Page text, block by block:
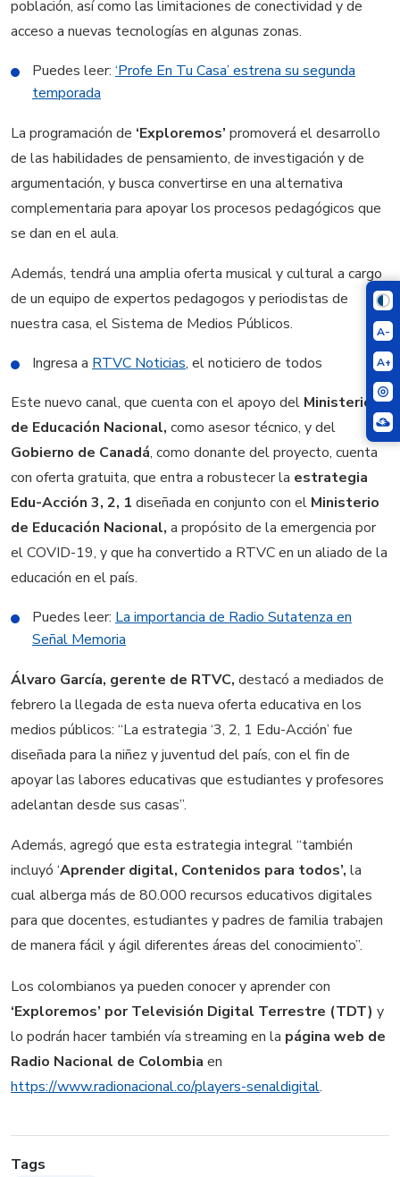
A-
A+
población, así como las limitaciones de conectividad y de
acceso a nuevas tecnologías en algunas zonas.
Puedes leer: ‘Profe En Tu Casa’ estrena su segunda
temporada
La programación de ‘Exploremos’ promoverá el desarrollo
de las habilidades de pensamiento, de investigación y de
argumentación, y busca convertirse en una alternativa
complementaria para apoyar los procesos pedagógicos que
se dan en el aula.
Además, tendrá una amplia oferta musical y cultural a cargo
de un equipo de expertos pedagogos y periodistas de
nuestra casa, el Sistema de Medios Públicos.
Ingresa a RTVC Noticias, el noticiero de todos
Este nuevo canal, que cuenta con el apoyo del Ministerio
de Educación Nacional, como asesor técnico, y del
Gobierno de Canadá, como donante del proyecto, cuenta
con oferta gratuita, que entra a robustecer la estrategia
Edu-Acción 3, 2, 1 diseñada en conjunto con el Ministerio
de Educación Nacional, a propósito de la emergencia por
el COVID-19, y que ha convertido a RTVC en un aliado de la
educación en el país.
Puedes leer: La importancia de Radio Sutatenza en
Señal Memoria
Álvaro García, gerente de RTVC, destacó a mediados de
febrero la llegada de esta nueva oferta educativa en los
medios públicos: “La estrategia ‘3, 2, 1 Edu-Acción’ fue
diseñada para la niñez y juventud del país, con el fin de
apoyar las labores educativas que estudiantes y profesores
adelantan desde sus casas”.
Además, agregó que esta estrategia integral“también
incluyó ‘Aprender digital, Contenidos para todos’, la
cual alberga más de 80.000 recursos educativos digitales
para que docentes, estudiantes y padres de familia trabajen
de manera fácil y ágil diferentes áreas del conocimiento”.
Los colombianos ya pueden conocer y aprender con
‘Exploremos’ por Televisión Digital Terrestre (TDT) y
lo podrán hacer también vía streaming en la página web de
Radio Nacional de Colombia en
https://www.radionacional.co/players-senaldigital.
Tags